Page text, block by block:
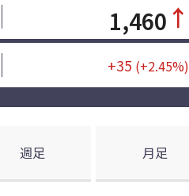
1,460 ↑
+35 (+2.45%)
週足 月足